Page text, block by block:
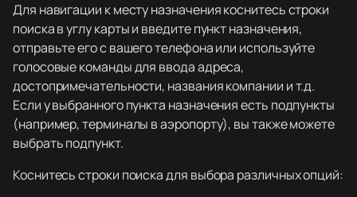
Для навигации к месту назначения коснитесь строки
поиска в углу карты и введите пункт назначения,
отправьте его с вашего телефона или используйте
голосовые команды для ввода адреса,
достопримечательности, названия компании и т.д.
Если у выбранного пункта назначения есть подпункты
(например, терминалы в аэропорту), вы также можете
выбрать подпункт.
Коснитесь строки поиска для выбора различных опций: